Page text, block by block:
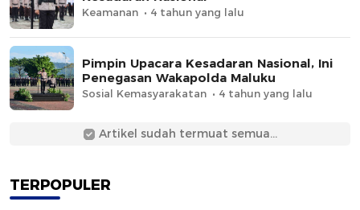
Keamanan 4 tahun yang lalu
Pimpin Upacara Kesadaran Nasional, Ini
Penegasan Wakapolda Maluku
Sosial Kemasyarakatan 4 tahun yang lalu
Artikel sudah termuat semua...
TERPOPULER